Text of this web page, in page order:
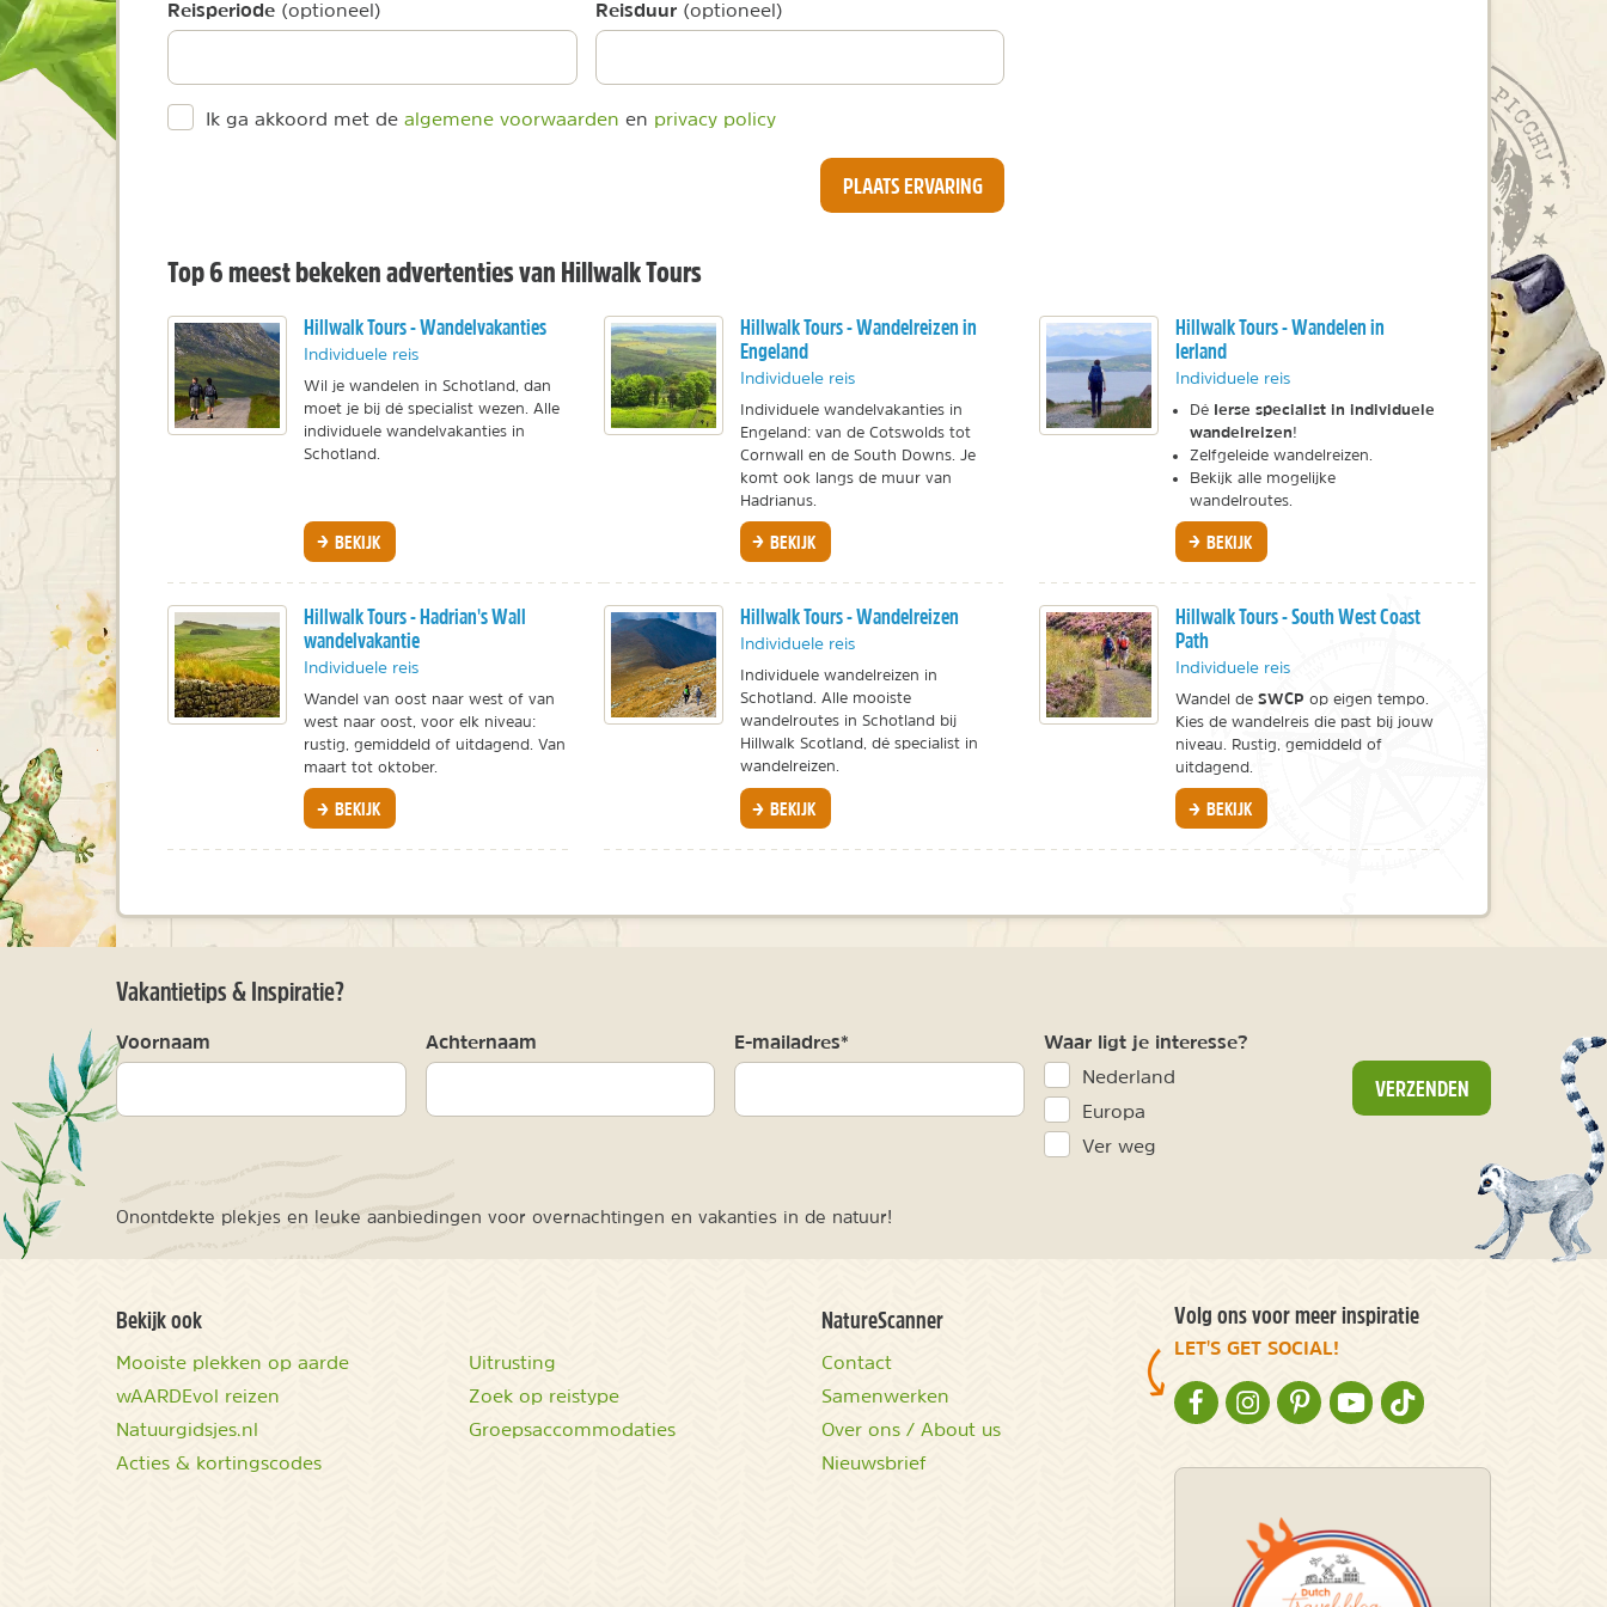
Reisperiode (optioneel) Reisduur (optioneel)
Ik ga akkoord met de algemene voorwaarden en privacy policy
PLAATS ERVARING
Top 6 meest bekeken advertenties van Hillwalk Tours
Hillwalk Tours - Wandelvakanties
Individuele reis
Wil je wandelen in Schotland, dan
moet je bij dé specialist wezen. Alle
individuele wandelvakanties in
Schotland.
BEKIJK
Hillwalk Tours - Wandelreizen in
Engeland
Individuele reis
Individuele wandelvakanties in
Engeland: van de Cotswolds tot
Cornwall en de South Downs. Je
komt ook langs de muur van
Hadrianus.
BEKIJK
Hillwalk Tours - Wandelen in
Ierland
Individuele reis
Dé Ierse specialist in individuele
wandelreizen!
Zelfgeleide wandelreizen.
Bekijk alle mogelijke
wandelroutes.
BEKIJK
Hillwalk Tours - Hadrian's Wall
wandelvakantie
Individuele reis
Wandel van oost naar west of van
west naar oost, voor elk niveau:
rustig, gemiddeld of uitdagend. Van
maart tot oktober.
BEKIJK
Hillwalk Tours - Wandelreizen
Individuele reis
Individuele wandelreizen in
Schotland. Alle mooiste
wandelroutes in Schotland bij
Hillwalk Scotland, dé specialist in
wandelreizen.
BEKIJK
Hillwalk Tours - South West Coast
Path
Individuele reis
Wandel deSWCP op eigen tempo.
Kies de wandelreis die past bij jouw
niveau. Rustig, gemiddeld of
uitdagend.
BEKIJK
Vakantietips & Inspiratie?
Voornaam Achternaam E-mailadres* Waar ligt je interesse?
Nederland
Europa
Ver weg
VERZENDEN
Onontdekte plekjes en leuke aanbiedingen voor overnachtingen en vakanties in de natuur!
Bekijk ook
Mooiste plekken op aarde
wAARDEvol reizen
Natuurgidsjes.nl
Acties & kortingscodes
Uitrusting
Zoek op reistype
Groepsaccommodaties
NatureScanner
Contact
Samenwerken
Over ons / About us
Nieuwsbrief
Volg ons voor meer inspiratie
LET'S GET SOCIAL!
NATURESCANNER OP FACEBOOK
NATURESCANNER OP INSTAGRAM
NATURESCANNER OP PINTEREST
NATURESCANNER OP YOUTUBE
NATURESCANNER OP